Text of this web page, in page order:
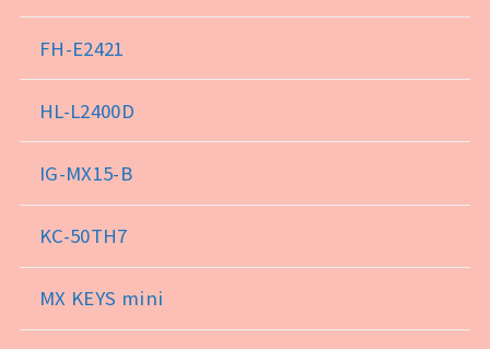
FH-E2421
HL-L2400D
IG-MX15-B
KC-50TH7
MX KEYS mini